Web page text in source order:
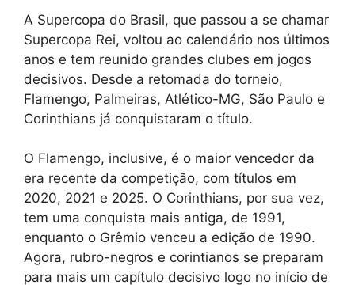
A Supercopa do Brasil, que passou a se chamar
Supercopa Rei, voltou ao calendário nos últimos
anos e tem reunido grandes clubes em jogos
decisivos. Desde a retomada do torneio,
Flamengo, Palmeiras, Atlético-MG, São Paulo e
Corinthians já conquistaram o título.
O Flamengo, inclusive, é o maior vencedor da
era recente da competição, com títulos em
2020, 2021 e 2025. O Corinthians, por sua vez,
tem uma conquista mais antiga, de 1991,
enquanto o Grêmio venceu a edição de 1990.
Agora, rubro-negros e corintianos se preparam
para mais um capítulo decisivo logo no início de